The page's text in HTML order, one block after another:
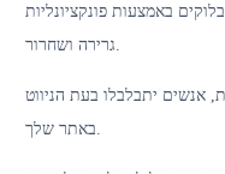
באמצעות פונקציונליות
אנשים יתבלבלו בעת הניווט